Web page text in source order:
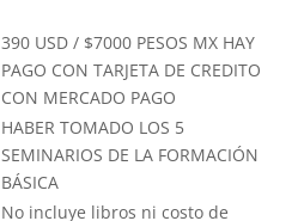
390 USD / $7000 PESOS MX HAY
PAGO CON TARJETA DE CREDITO
CON MERCADO PAGO
HABER TOMADO LOS 5
SEMINARIOS DE LA FORMACIÓN
BÁSICA
No incluye libros ni costo de